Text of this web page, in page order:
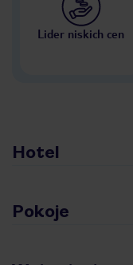
Lider niskich cen
Hotel
Pokoje